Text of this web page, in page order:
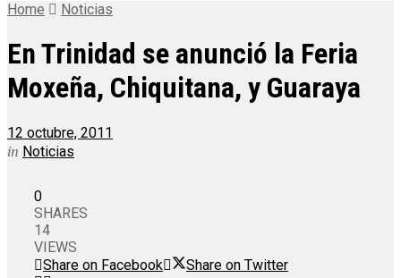
Home Noticias
En Trinidad se anunció la Feria
Moxeña, Chiquitana, y Guaraya
12 octubre, 2011
in Noticias
0
SHARES
14
VIEWS
Share on Facebook
Share on Twitter